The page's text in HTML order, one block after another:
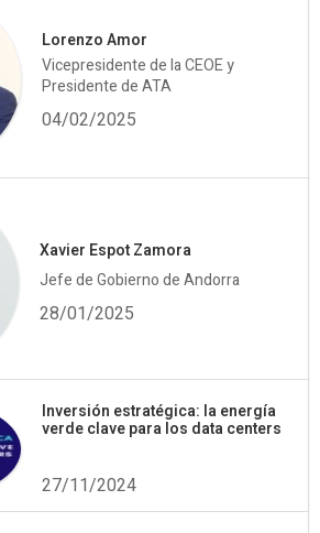
Lorenzo Amor
Vicepresidente de la CEOE y
Presidente de ATA
04/02/2025
Xavier Espot Zamora
Jefe de Gobierno de Andorra
28/01/2025
Inversión estratégica: la energía
verde clave para los data centers
27/11/2024